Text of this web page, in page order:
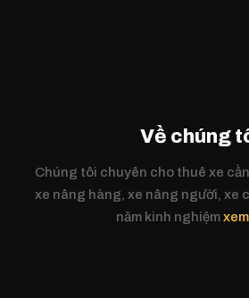
Về chúng
Chúng tôi chuyên cho thuê xe
xe nâng hàng, xe nâng người, xe
năm kinh nghiệm